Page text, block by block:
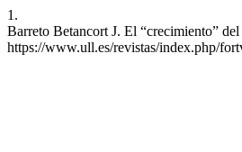
1.
Barreto Betancort J. El “crecimiento”
https://www.ull.es/revistas/index.php/